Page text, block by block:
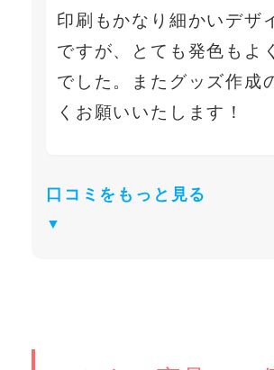
印刷もかなり細かいデザ
ですが、とても発色もよ
でした。またグッズ作成
くお願いいたします！
口コミをもっと見る